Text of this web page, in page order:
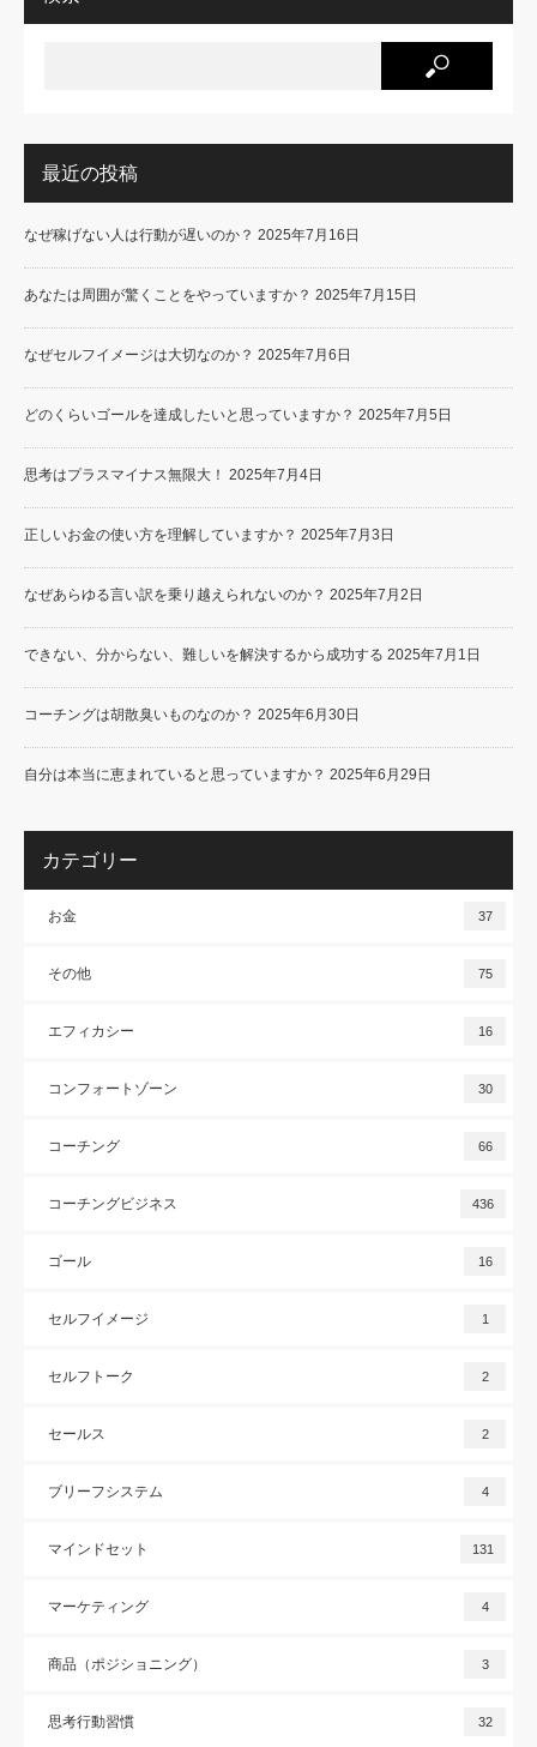
最近の投稿
なぜ稼げない人は行動が遅いのか？ 2025年7月16日
あなたは周囲が驚くことをやっていますか？ 2025年7月15日
なぜセルフイメージは大切なのか？ 2025年7月6日
どのくらいゴールを達成したいと思っていますか？ 2025年7月5日
思考はプラスマイナス無限大！ 2025年7月4日
正しいお金の使い方を理解していますか？ 2025年7月3日
なぜあらゆる言い訳を乗り越えられないのか？ 2025年7月2日
できない、分からない、難しいを解決するから成功する 2025年7月1日
コーチングは胡散臭いものなのか？ 2025年6月30日
自分は本当に恵まれていると思っていますか？ 2025年6月29日
カテゴリー
お金 37
その他 75
エフィカシー 16
コンフォートゾーン 30
コーチング 66
コーチングビジネス 436
ゴール 16
セルフイメージ 1
セルフトーク 2
セールス 2
ブリーフシステム 4
マインドセット 131
マーケティング 4
商品（ポジショニング） 3
思考行動習慣 32